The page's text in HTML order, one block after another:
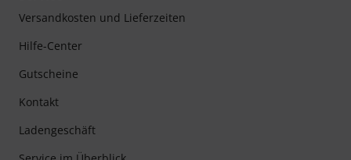
Versandkosten und Lieferzeiten
Hilfe-Center
Gutscheine
Kontakt
Ladengeschäft